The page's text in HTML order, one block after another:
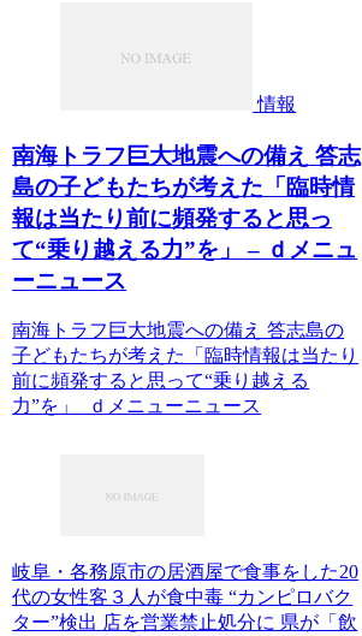
情報
南海トラフ巨大地震への備え 答志
島の子どもたちが考えた「臨時情
報は当たり前に頻発すると思っ
て“乗り越える力”を」 – ｄメニュ
ーニュース
南海トラフ巨大地震への備え 答志島の
子どもたちが考えた「臨時情報は当たり
前に頻発すると思って“乗り越える
力”を」 ｄメニューニュース
岐阜・各務原市の居酒屋で食事をした20
代の女性客３人が食中毒 “カンピロバク
ター”検出 店を営業禁止処分に 県が「飲